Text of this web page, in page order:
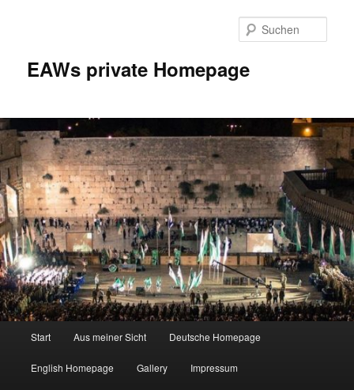
EAWs private Homepage
Start Aus meiner Sicht Deutsche Homepage
English Homepage Gallery Impressum